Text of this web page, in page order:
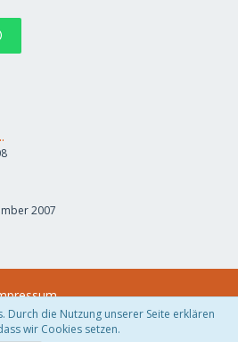
2007
Durch die Nutzung unserer Seite erklären
wir Cookies setzen.